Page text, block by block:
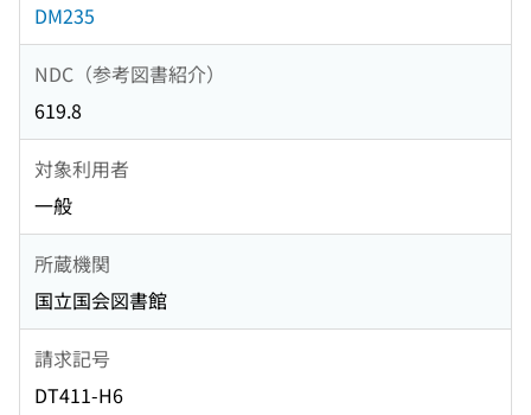
DM235
NDC（参考図書紹介）
619.8
対象利用者
一般
所蔵機関
国立国会図書館
請求記号
DT411-H6